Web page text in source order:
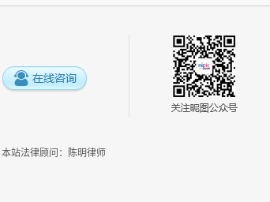
本站法律顾问：陈明律师